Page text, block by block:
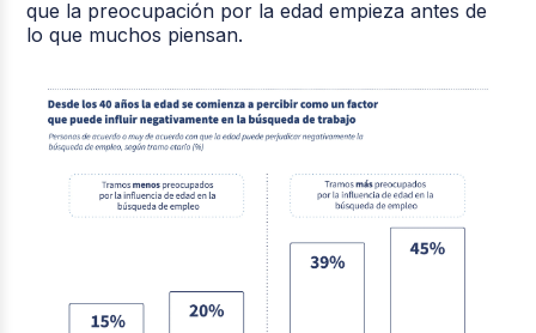
que la preocupación por la edad empieza antes de
lo que muchos piensan.